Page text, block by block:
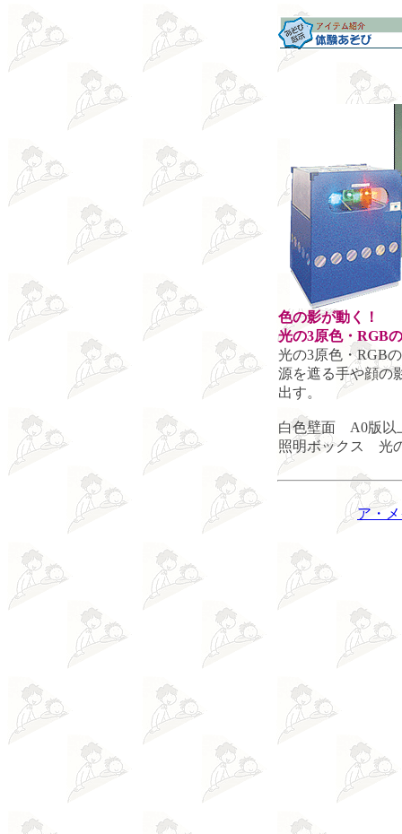
色の影が動く！
光の3原色・RGB
光の3原色・RGB
源を遮る手や顔の
出す。
白色壁面 A0版以
照明ボックス 光
ア・